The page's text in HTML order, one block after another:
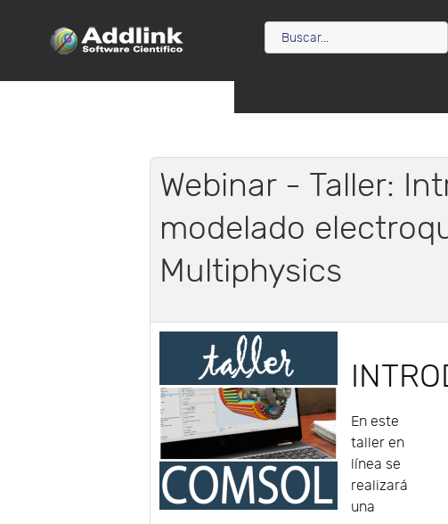
Webinar - Taller:
modelado
Multiphysics
En este
taller en
línea se
realizará
una